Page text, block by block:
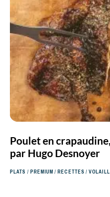
Poulet en
par Hugo Desnoyer
PLATS /PREMIUM/RECETTES/